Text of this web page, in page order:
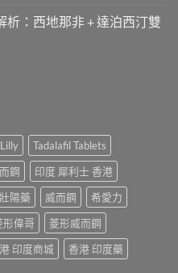
析：西地那非 + 達泊西汀雙
Lilly
Tadalafil Tablets
鋼
印度 犀利士 香港
壯陽藥 威而鋼
希愛力
形偉哥
菱形威而鋼
印度商城 香港 印度藥